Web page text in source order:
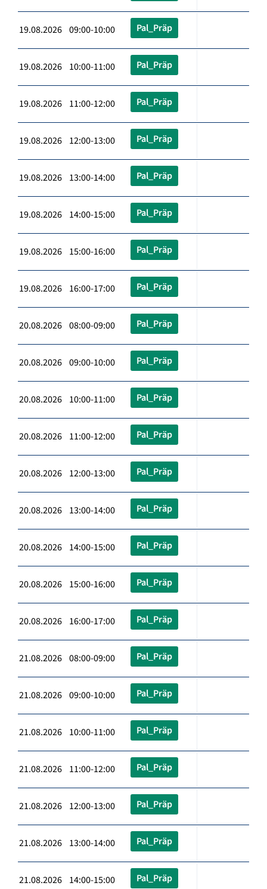
19.08.2026 09:00-10:00 Pal_Präp
19.08.2026 10:00-11:00 Pal_Präp
19.08.2026 11:00-12:00 Pal_Präp
19.08.2026 12:00-13:00 Pal_Präp
19.08.2026 13:00-14:00 Pal_Präp
19.08.2026 14:00-15:00 Pal_Präp
19.08.2026 15:00-16:00 Pal_Präp
19.08.2026 16:00-17:00 Pal_Präp
20.08.2026 08:00-09:00 Pal_Präp
20.08.2026 09:00-10:00 Pal_Präp
20.08.2026 10:00-11:00 Pal_Präp
20.08.2026 11:00-12:00 Pal_Präp
20.08.2026 12:00-13:00 Pal_Präp
20.08.2026 13:00-14:00 Pal_Präp
20.08.2026 14:00-15:00 Pal_Präp
20.08.2026 15:00-16:00 Pal_Präp
20.08.2026 16:00-17:00 Pal_Präp
21.08.2026 08:00-09:00 Pal_Präp
21.08.2026 09:00-10:00 Pal_Präp
21.08.2026 10:00-11:00 Pal_Präp
21.08.2026 11:00-12:00 Pal_Präp
21.08.2026 12:00-13:00 Pal_Präp
21.08.2026 13:00-14:00 Pal_Präp
21.08.2026 14:00-15:00 Pal_Präp